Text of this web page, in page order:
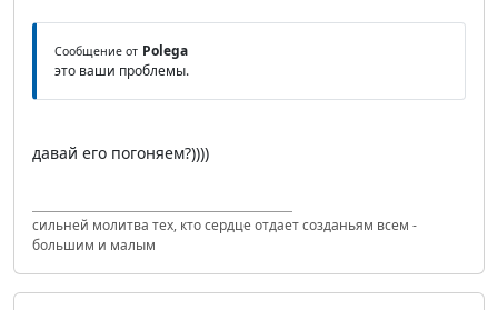
Сообщение от Polega
это ваши проблемы.
давай его погоняем?))))
сильней молитва тех, кто сердце отдает созданьям всем -
большим и малым